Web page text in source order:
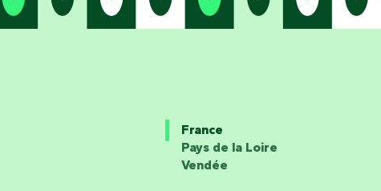
France
Pays de la Loire
Vendée